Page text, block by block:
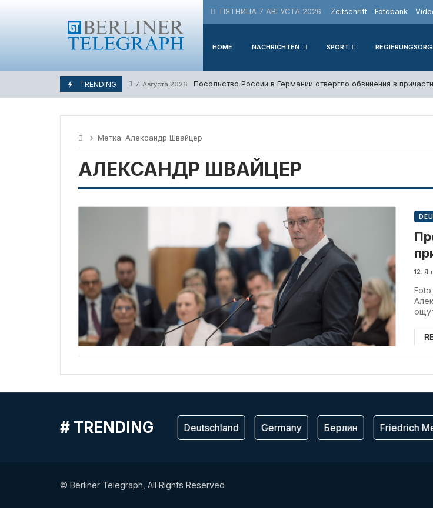
ПЯТНИЦА 7 АВГУСТА 2026 Zeitschrift Fotobank
HOME NACHRICHTEN SPORT
TRENDING 7. Августа 2026 Посольство России в Германии отвергло обвинения в
Метка: Александр Швайцер
АЛЕКСАНДР ШВАЙЦЕР
12.
# TRENDING
Германия Deutschland Germany Берлин Friedrich
© Berliner Telegraph, All Rights Reserved